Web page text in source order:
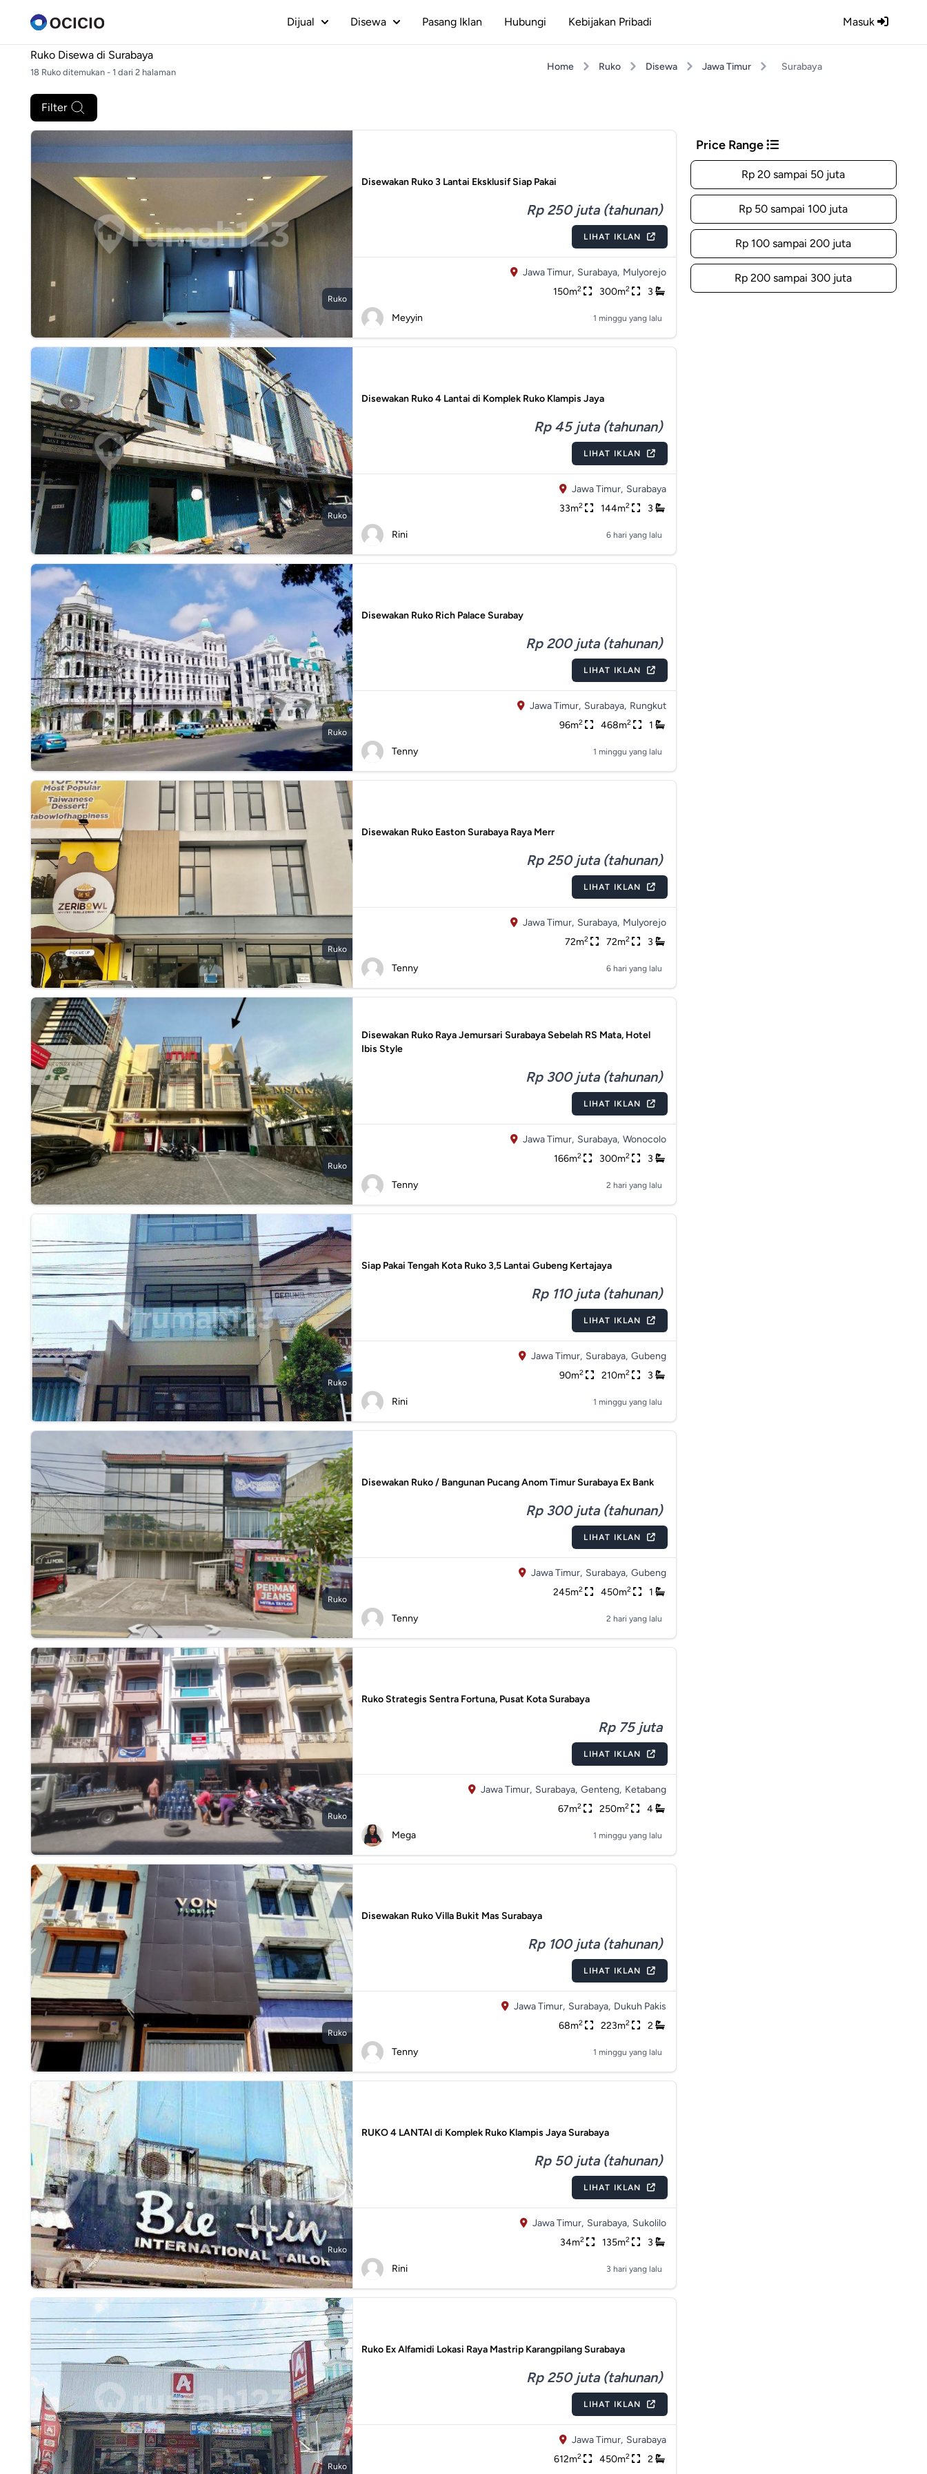
Masuk
Dijual Disewa Pasang Iklan Hubungi Kebijakan Pribadi
Ruko Disewa di Surabaya
18 Ruko ditemukan - 1 dari 2 halaman Home Ruko Disewa Jawa Timur Surabaya
Filter
Ruko
Disewakan Ruko 3 Lantai Eksklusif Siap Pakai
Rp 250 juta (tahunan)
LIHAT IKLAN
Jawa Timur, Surabaya, Mulyorejo
150m2 300m2 3
Meyyin 1 minggu yang lalu
Ruko
Disewakan Ruko 4 Lantai di Komplek Ruko Klampis Jaya
Rp 45 juta (tahunan)
LIHAT IKLAN
Jawa Timur, Surabaya
33m2 144m2 3
Rini 6 hari yang lalu
Ruko
Disewakan Ruko Rich Palace Surabay
Rp 200 juta (tahunan)
LIHAT IKLAN
Jawa Timur, Surabaya, Rungkut
96m2 468m2 1
Tenny 1 minggu yang lalu
Ruko
Disewakan Ruko Easton Surabaya Raya Merr
Rp 250 juta (tahunan)
LIHAT IKLAN
Jawa Timur, Surabaya, Mulyorejo
72m2 72m2 3
Tenny 6 hari yang lalu
Ruko
Disewakan Ruko Raya Jemursari Surabaya Sebelah RS Mata, Hotel
Ibis Style
Rp 300 juta (tahunan)
LIHAT IKLAN
Jawa Timur, Surabaya, Wonocolo
166m2 300m2 3
Tenny 2 hari yang lalu
Ruko
Siap Pakai Tengah Kota Ruko 3,5 Lantai Gubeng Kertajaya
Rp 110 juta (tahunan)
LIHAT IKLAN
Jawa Timur, Surabaya, Gubeng
90m2 210m2 3
Rini 1 minggu yang lalu
Ruko
Disewakan Ruko / Bangunan Pucang Anom Timur Surabaya Ex Bank
Rp 300 juta (tahunan)
LIHAT IKLAN
Jawa Timur, Surabaya, Gubeng
245m2 450m2 1
Tenny 2 hari yang lalu
Ruko
Ruko Strategis Sentra Fortuna, Pusat Kota Surabaya
Rp 75 juta
LIHAT IKLAN
Jawa Timur, Surabaya, Genteng, Ketabang
67m2 250m2 4
Mega 1 minggu yang lalu
Ruko
Disewakan Ruko Villa Bukit Mas Surabaya
Rp 100 juta (tahunan)
LIHAT IKLAN
Jawa Timur, Surabaya, Dukuh Pakis
68m2 223m2 2
Tenny 1 minggu yang lalu
Ruko
RUKO 4 LANTAI di Komplek Ruko Klampis Jaya Surabaya
Rp 50 juta (tahunan)
LIHAT IKLAN
Jawa Timur, Surabaya, Sukolilo
34m2 135m2 3
Rini 3 hari yang lalu
Ruko
Ruko Ex Alfamidi Lokasi Raya Mastrip Karangpilang Surabaya
Rp 250 juta (tahunan)
LIHAT IKLAN
Jawa Timur, Surabaya
612m2 450m2 2
Price Range
Rp 20 sampai 50 juta
Rp 50 sampai 100 juta
Rp 100 sampai 200 juta
Rp 200 sampai 300 juta